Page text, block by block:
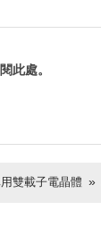
此處。
雙載子電晶體